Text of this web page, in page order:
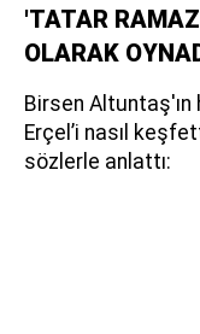
'TATAR
OLARAK
Birsen Altuntaş'ın
Erçel’i nasıl
sözlerle anlattı: